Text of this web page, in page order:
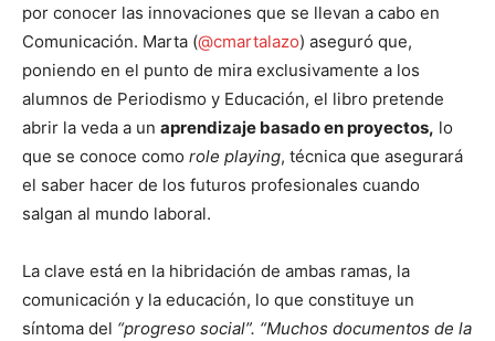
por conocer las innovaciones que se llevan a cabo en
Comunicación. Marta (@cmartalazo) aseguró que,
poniendo en el punto de mira exclusivamente a los
alumnos de Periodismo y Educación, el libro pretende
abrir la veda a un aprendizaje basado en proyectos, lo
que se conoce como role playing, técnica que asegurará
el saber hacer de los futuros profesionales cuando
salgan al mundo laboral.
La clave está en la hibridación de ambas ramas, la
comunicación y la educación, lo que constituye un
síntoma del “progreso social”. “Muchos documentos de la